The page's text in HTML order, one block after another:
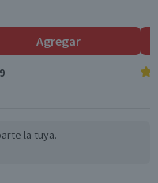
Agregar
la tuya.